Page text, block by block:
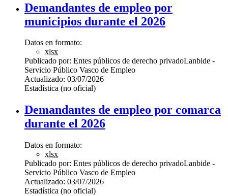
Demandantes de empleo por
municipios durante el 2026
Datos en formato:
xlsx
Publicado por: Entes públicos de derecho privadoLanbide -
Servicio Público Vasco de Empleo
Actualizado: 03/07/2026
Estadística (no oficial)
Demandantes de empleo por comarca
durante el 2026
Datos en formato:
xlsx
Publicado por: Entes públicos de derecho privadoLanbide -
Servicio Público Vasco de Empleo
Actualizado: 03/07/2026
Estadística (no oficial)